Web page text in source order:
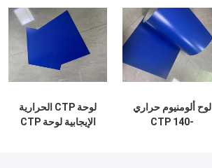
لوح ألومنيوم حراري
CTP 140-
لوحة CTP الحرارية
الإيجابية لوحة CTP